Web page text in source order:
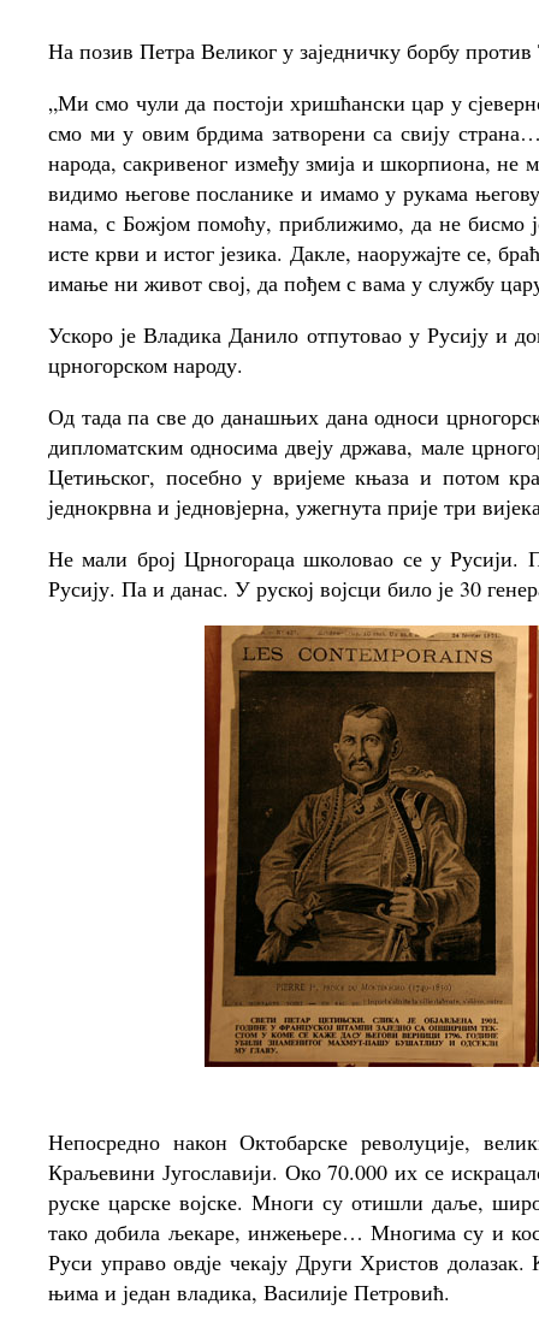
На позив Петра Великог у заједничку борбу
„Ми смо чули да постоји хришћански цар у
смо ми у овим брдима затворени са свију
народа, сакривеног између змија и шкорпиона,
видимо његове посланике и имамо у рукама
нама, с Божјом помоћу, приближимо, да не бисмо
исте крви и истог језика. Дакле, наоружајте се,
имање ни живот свој, да пођем с вама у службу
Ускоро је Владика Данило отпутовао у Русију и
црногорском народу.
Од тада па све до данашњих дана односи
дипломатским односима двеју држава, мале
Цетињског, посебно у вријеме књаза и потом
једнокрвна и једновјерна, ужегнута прије три
Не мали број Црногораца школовао се у Русији.
Русију. Па и данас. У руској војсци било је 30
Непосредно након Октобарске револуције,
Краљевини Југославији. Око 70.000 их се
руске царске војске. Многи су отишли даље,
тако добила љекаре, инжењере… Многима су и
Руси управо овдје чекају Други Христов
њима и један владика, Василије Петровић.